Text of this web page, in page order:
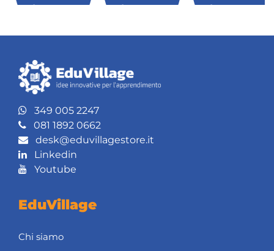
leggere
leggere
leggere
349 005 2247
081 1892 0662
desk@eduvillagestore.it
Linkedin
Youtube
EduVillage
Chi siamo